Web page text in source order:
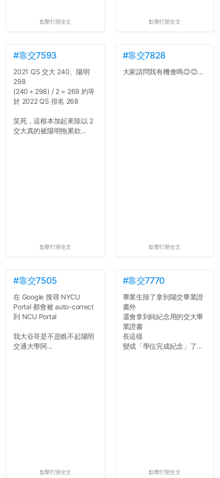
點擊打開全文 點擊打開全文
#靠交7593
2021 QS 交大 240、陽明
298
(240＋298) / 2 = 269 約等
於 2022 QS 排名 268
笑死，這根本加起來除以 2
交大真的被陽明拖累欸...
點擊打開全文
#靠交7828
大家請問我有機會嗎😊😊...
點擊打開全文
#靠交7505
在 Google 搜尋 NYCU
Portal 都會被 auto-correct
到 NCU Portal
我大谷哥是不是瞧不起陽明
交通大學阿...
點擊打開全文
#靠交7770
畢業生除了拿到陽交畢業證
書外
還會拿到純紀念用的交大畢
業證書
長這樣
變成「學位完成紀念」了...
點擊打開全文